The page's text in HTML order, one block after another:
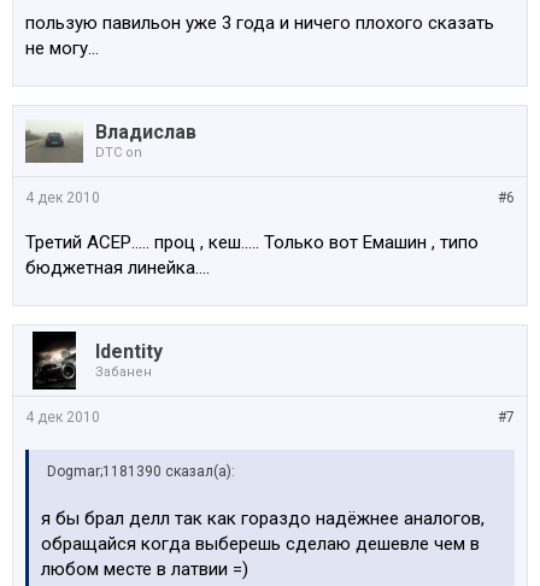
пользую павильон уже 3 года и ничего плохого сказать
не могу...
Владислав
DTC on
#6
4 дек 2010
Третий АСЕР..... проц , кеш..... Только вот Емашин , типо
бюджетная линейка....
Identity
Забанен
#7
4 дек 2010
Dogmar;1181390 сказал(а):
я бы брал делл так как гораздо надёжнее аналогов,
обращайся когда выберешь сделаю дешевле чем в
любом месте в латвии =)